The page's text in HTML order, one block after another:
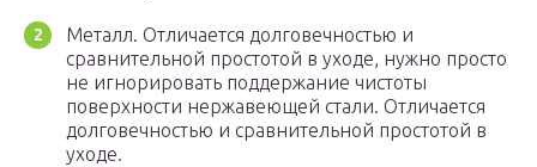
Металл. Отличается долговечностью и
сравнительной простотой в уходе, нужно просто
не игнорировать поддержание чистоты
поверхности нержавеющей стали. Отличается
долговечностью и сравнительной простотой в
уходе.